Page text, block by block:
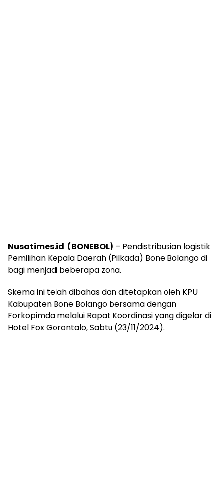
Nusatimes.id (BONEBOL) – Pendistribusian logistik
Pemilihan Kepala Daerah (Pilkada) Bone Bolango di
bagi menjadi beberapa zona.
Skema ini telah dibahas dan ditetapkan oleh KPU
Kabupaten Bone Bolango bersama dengan
Forkopimda melalui Rapat Koordinasi yang digelar di
Hotel Fox Gorontalo, Sabtu (23/11/2024).